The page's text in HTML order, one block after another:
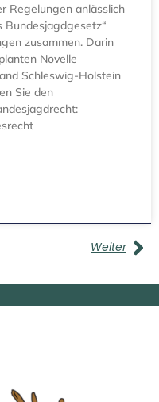
Regelungen anlässlich
zusammen. Darin
Novelle
Schleswig-Holstein
Sie den
Weiter